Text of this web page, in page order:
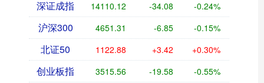
深证成指 14110.12 -34.08 -0.24%
沪深300 4651.31 -6.85 -0.15%
北证50 1122.88 +3.42 +0.30%
创业板指 3515.56 -19.58 -0.55%